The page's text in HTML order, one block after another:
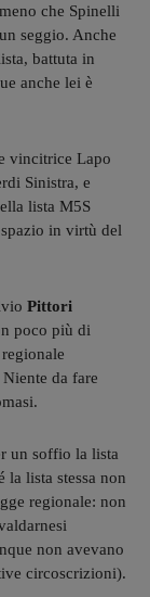
che Spinelli
seggio. Anche
battuta in
anche lei è
vincitrice Lapo
Sinistra, e
lista M5S
in virtù del
Pittori
poco più di
da fare
un soffio la lista
la lista stessa non
regionale: non
non avevano
circoscrizioni).